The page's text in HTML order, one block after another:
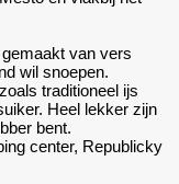
van vers
wil snoepen.
traditioneel ijs
Heel lekker zijn
bent.
center, Republicky